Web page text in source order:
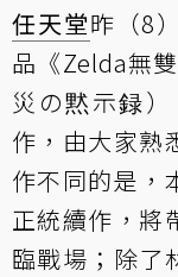
任天堂昨（8
品《Zelda無
災の黙示録
作，由大家熟
作不同的是，
正統續作，將
臨戰場；除了